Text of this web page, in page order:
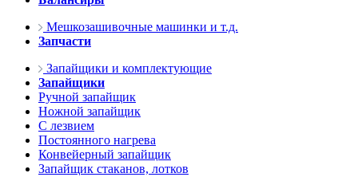
Мешкозашивочные машинки и т.д.
Запчасти
Запайщики и комплектующие
Запайщики
Ручной запайщик
Ножной запайщик
С лезвием
Постоянного нагрева
Конвейерный запайщик
Запайщик стаканов, лотков